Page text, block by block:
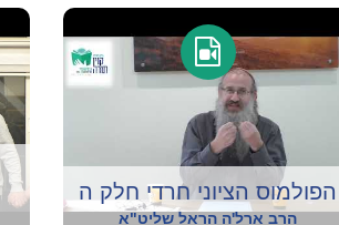
הפולמוס הציוני חרדי חלק ה
הרב ארל'ה הראל שליט"א